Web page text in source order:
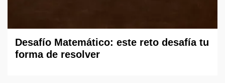
Desafío Matemático: este reto desafía tu
forma de resolver